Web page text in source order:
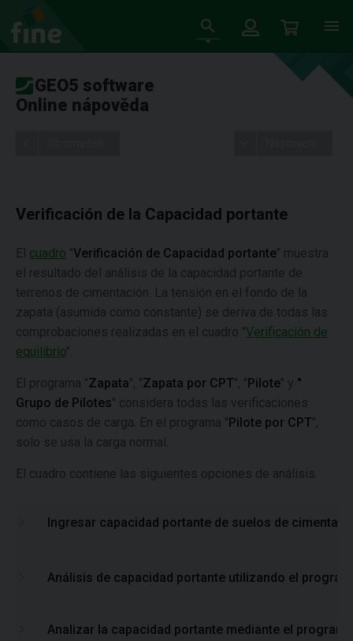
GEO5 software
Online nápověda
Verificación de la Capacidad portante
El cuadro "Verificación de Capacidad portante" muestra
el resultado del análisis de la capacidad portante de
terrenos de cimentación. La tensión en el fondo de la
zapata (asumida como constante) se deriva de todas las
comprobaciones realizadas en el cuadro "Verificación de
equilibrio".
El programa "Zapata", "Zapata por CPT", "Pilote" y "
Grupo de Pilotes" considera todas las verificaciones
como casos de carga. En el programa "Pilote por CPT",
solo se usa la carga normal.
El cuadro contiene las siguientes opciones de análisis.
Ingresar capacidad portante de suelos de
Análisis de capacidad portante utilizando el
Analizar la capacidad portante mediante el